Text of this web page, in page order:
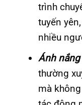
trình
tuyến
nhiều
Ánh
thường
mà